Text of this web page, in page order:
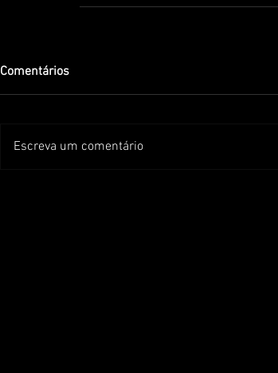
Comentários
Escreva um comentário